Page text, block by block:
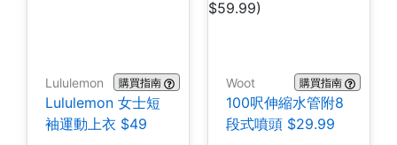
Lululemon 購買指南
Lululemon 女士短
袖運動上衣 $49
Woot 購買指南
100呎伸縮水管附8
段式噴頭 $29.99